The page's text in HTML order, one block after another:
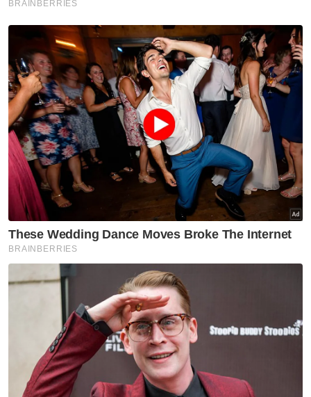
Lelaki Ditahan
Senjata Api
Peluru
Jenayah
Artikel Disyorkan
Semasa
‘Pembuli siber fitnah produk
saya ancam kesihatan awam’ -
Usahawan produk kecantikan
Semasa